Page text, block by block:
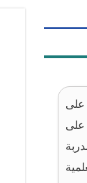
على
على